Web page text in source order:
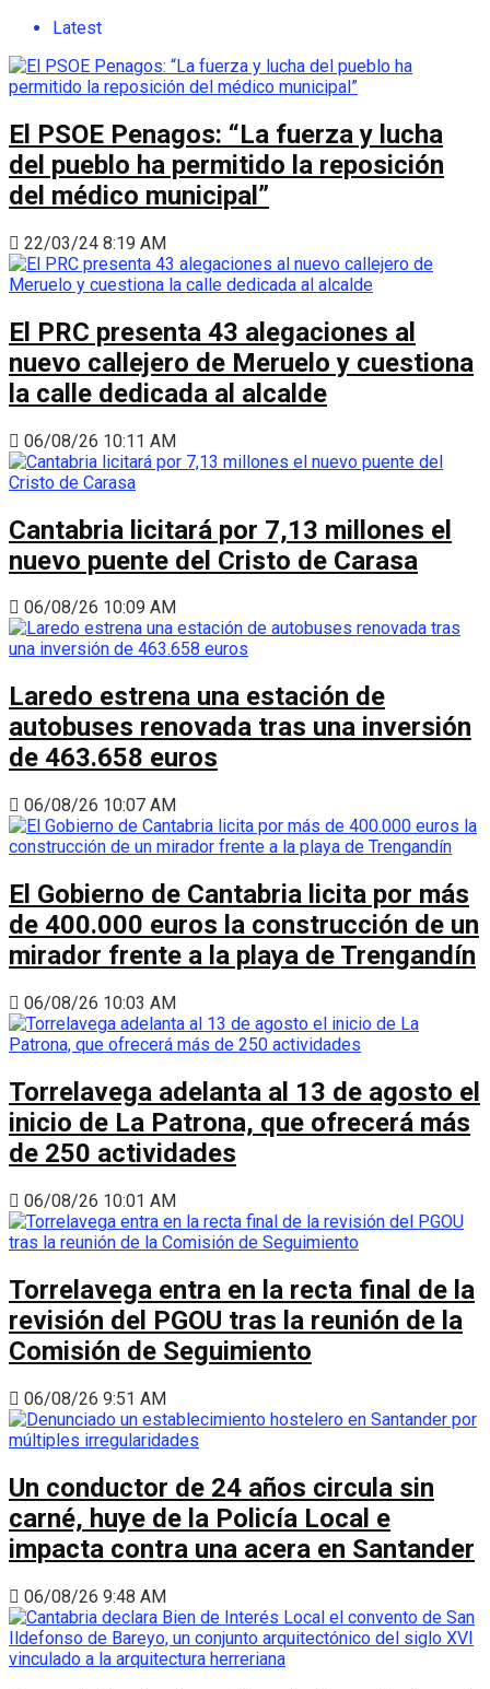
Latest
El PSOE Penagos: “La fuerza y lucha
del pueblo ha permitido la reposición
del médico municipal”
22/03/24 8:19 AM
El PRC presenta 43 alegaciones al
nuevo callejero de Meruelo y cuestiona
la calle dedicada al alcalde
06/08/26 10:11 AM
Cantabria licitará por 7,13 millones el
nuevo puente del Cristo de Carasa
06/08/26 10:09 AM
Laredo estrena una estación de
autobuses renovada tras una inversión
de 463.658 euros
06/08/26 10:07 AM
El Gobierno de Cantabria licita por más
de 400.000 euros la construcción de un
mirador frente a la playa de Trengandín
06/08/26 10:03 AM
Torrelavega adelanta al 13 de agosto el
inicio de La Patrona, que ofrecerá más
de 250 actividades
06/08/26 10:01 AM
Torrelavega entra en la recta final de la
revisión del PGOU tras la reunión de la
Comisión de Seguimiento
06/08/26 9:51 AM
Un conductor de 24 años circula sin
carné, huye de la Policía Local e
impacta contra una acera en Santander
06/08/26 9:48 AM